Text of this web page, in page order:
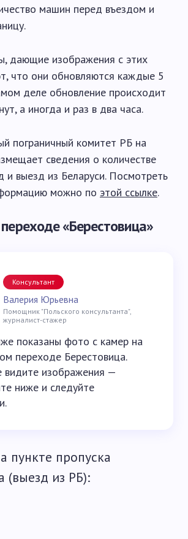
машин перед въездом и
дающие изображения с этих
что они обновляются каждые 5
деле обновление происходит
а иногда и раз в два часа.
пограничный комитет РБ на
сведения о количестве
и выезд из Беларуси. Посмотреть
можно по этой ссылке.
«Берестовица»
Консультант
Валерия Юрьевна
Помощник "Польского консультанта",
журналист-стажер
показаны фото с камер на
переходе Берестовица.
видите изображения —
ниже и следуйте
пункте пропуска
(выезд из РБ):